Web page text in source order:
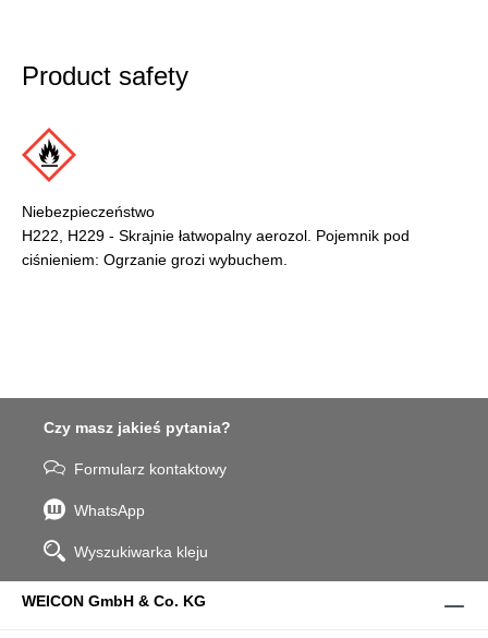
Product safety
Niebezpieczeństwo
H222, H229 - Skrajnie łatwopalny aerozol. Pojemnik pod
ciśnieniem: Ogrzanie grozi wybuchem.
Czy masz jakieś pytania?
Formularz kontaktowy
WhatsApp
Wyszukiwarka kleju
WEICON GmbH & Co. KG